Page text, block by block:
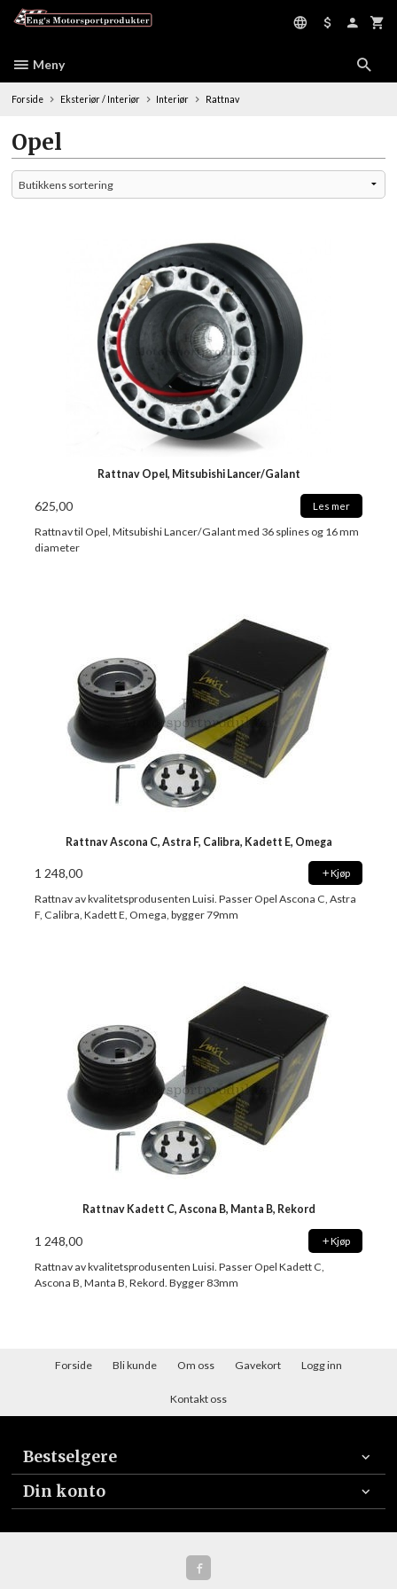
Meny
Forside Eksteriør / Interiør Interiør Rattnav
Opel
Rattnav Opel, Mitsubishi Lancer/Galant
625,00 Les mer
Rattnav til Opel, Mitsubishi Lancer/Galant med 36 splines og 16 mm
diameter
Rattnav Ascona C, Astra F, Calibra, Kadett E, Omega
1 248,00 Kjøp
Rattnav av kvalitetsprodusenten Luisi. Passer Opel Ascona C, Astra
F, Calibra, Kadett E, Omega, bygger 79mm
Rattnav Kadett C, Ascona B, Manta B, Rekord
1 248,00 Kjøp
Rattnav av kvalitetsprodusenten Luisi. Passer Opel Kadett C,
Ascona B, Manta B, Rekord. Bygger 83mm
Forside Bli kunde Om oss Gavekort Logg inn
Kontakt oss
Bestselgere
Din konto